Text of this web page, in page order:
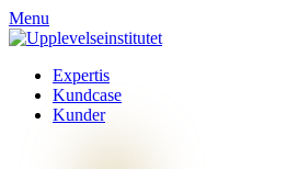
Menu
Expertis
Kundcase
Kunder